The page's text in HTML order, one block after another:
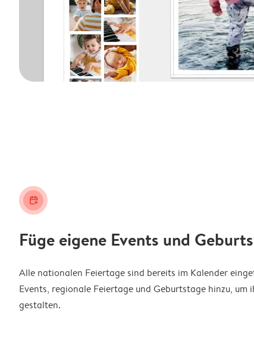
calendar_plus
Füge eigene Events und
Alle nationalen Feiertage sind bereits im Kalender
Events, regionale Feiertage und Geburtstage hinzu, um
gestalten.